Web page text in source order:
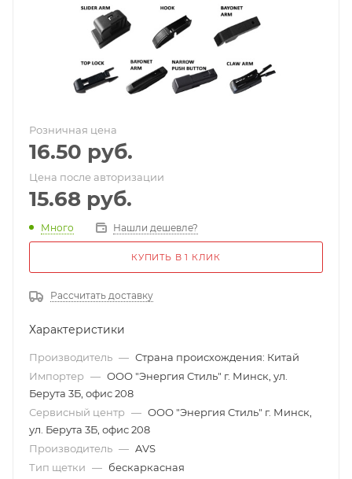
Розничная цена
16.50 руб.
Цена после авторизации
15.68 руб.
Много Нашли дешевле?
КУПИТЬ В 1 КЛИК
Рассчитать доставку
Характеристики
Производитель — Страна происхождения: Китай
Импортер — ООО "Энергия Стиль" г. Минск, ул.
Берута 3Б, офис 208
Сервисный центр — ООО "Энергия Стиль" г. Минск,
ул. Берута 3Б, офис 208
Производитель — AVS
Тип щетки — бескаркасная